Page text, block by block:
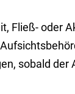
Fließ- oder
sobald der